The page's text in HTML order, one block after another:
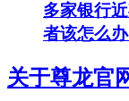
多家银行
者该怎么办
关于尊龙官